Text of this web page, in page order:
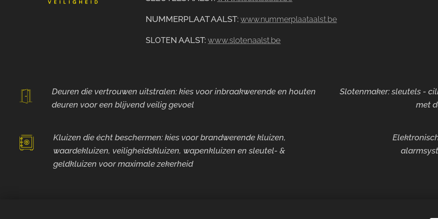
NUMMERPLAAT AALST:www.nummerplaataalst.be
SLOTEN AALST: www.slotenaalst.be
Deuren die vertrouwen uitstralen: kies voor inbraakwerende en houten
deuren vooreen blijvend veilig gevoel
Slotenmaker: sleutels -
met
Kluizen die écht beschermen: kies voor brandwerende kluizen,
waardekluizen, veiligheidskluizen, wapenkluizen en sleutel- &
geldkluizen voor maximale zekerheid